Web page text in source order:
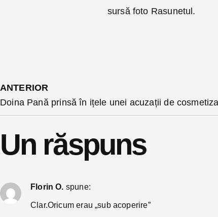
sursă foto Rasunetul.
ANTERIOR
Un răspuns
Florin O. spune:
Clar.Oricum erau „sub acoperire”